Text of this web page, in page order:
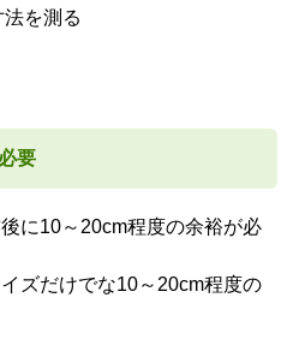
要
に10～20cm程度の余裕が必
ズだけでな10～20cm程度の